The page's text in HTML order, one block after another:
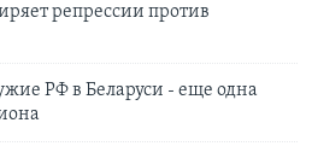
репрессии против
РФ в Беларуси - еще одна